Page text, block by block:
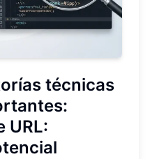
técnicas
URL: